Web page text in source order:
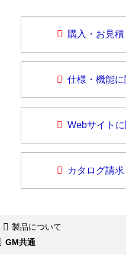
購入・お見
仕様・機能
Webサイト
カタログ請求
製品について
GM共通